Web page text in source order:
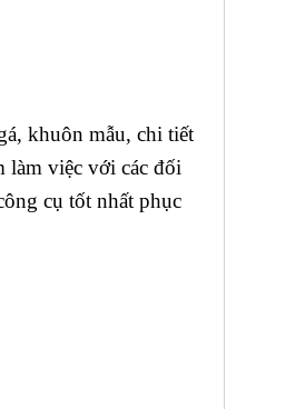
khuôn mẫu, chi tiết
làm việc với các đối
cụ tốt nhất phục